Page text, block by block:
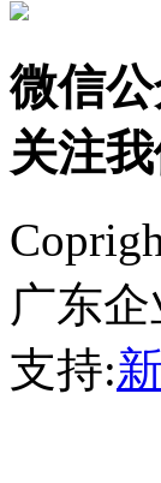
微信
关注
广东
支持: